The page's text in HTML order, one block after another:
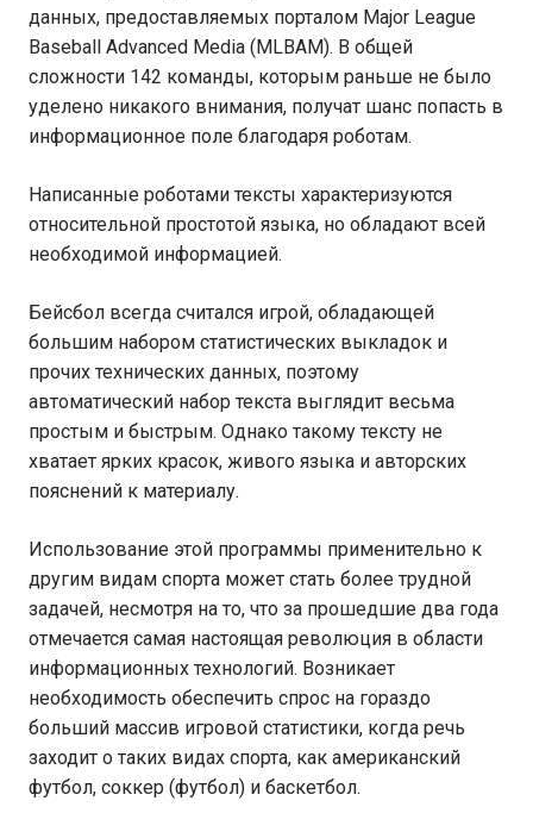
данных, предоставляемых порталом Major League
Baseball Advanced Media (MLBAM). В общей
сложности 142 команды, которым раньше не было
уделено никакого внимания, получат шанс попасть в
информационное поле благодаря роботам.
Написанные роботами тексты характеризуются
относительной простотой языка, но обладают всей
необходимой информацией.
Бейсбол всегда считался игрой, обладающей
большим набором статистических выкладок и
прочих технических данных, поэтому
автоматический набор текста выглядит весьма
простым и быстрым. Однако такому тексту не
хватает ярких красок, живого языка и авторских
пояснений к материалу.
Использование этой программы применительно к
другим видам спорта может стать более трудной
задачей, несмотря на то, что за прошедшие два года
отмечается самая настоящая революция в области
информационных технологий. Возникает
необходимость обеспечить спрос на гораздо
больший массив игровой статистики, когда речь
заходит о таких видах спорта, как американский
футбол, соккер (футбол) и баскетбол.